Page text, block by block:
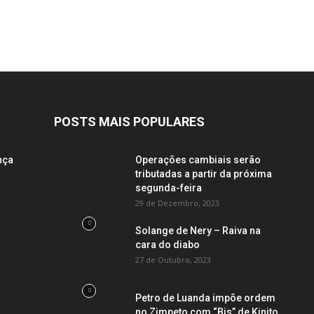
POSTS MAIS POPULARES
Operações cambiais serão
tributadas a partir da próxima
segunda-feira
29 de Dezembro, 2023
Solange de Nery – Raiva na
cara do diabo
27 de Outubro, 2023
Petro de Luanda impõe ordem